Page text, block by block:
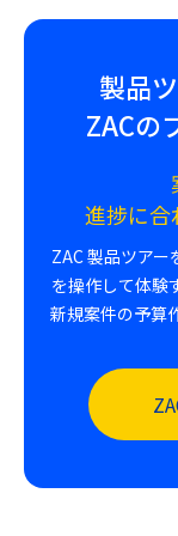
製品
ZACの
進捗に合
ZAC 製品ツア
を操作して体験
新規案件の予算